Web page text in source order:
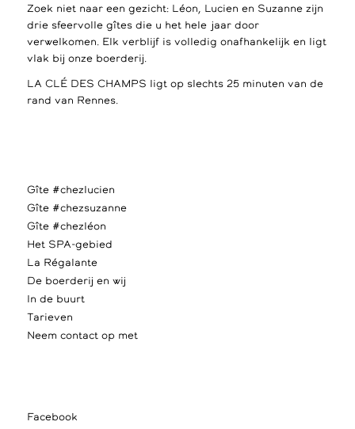
Zoek niet naar een gezicht: Léon, Lucien en Suzanne zijn
drie sfeervolle gîtes die u het hele jaar door
verwelkomen. Elk verblijf is volledig onafhankelijk en ligt
vlak bij onze boerderij.
LA CLÉ DES CHAMPS ligt op slechts 25 minuten van de
rand van Rennes.
Gîte #chezlucien
Gîte #chezsuzanne
Gîte #chezléon
Het SPA-gebied
La Régalante
De boerderij en wij
In de buurt
Tarieven
Neem contact op met
Facebook